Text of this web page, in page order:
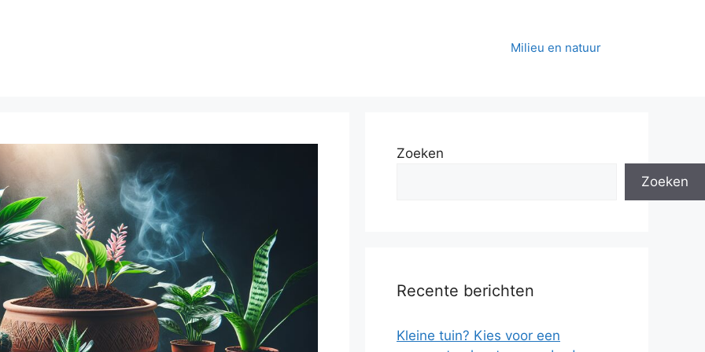
Milieu en natuur
Zoeken
Zoeken
Recente berichten
Kleine tuin? Kies voor een